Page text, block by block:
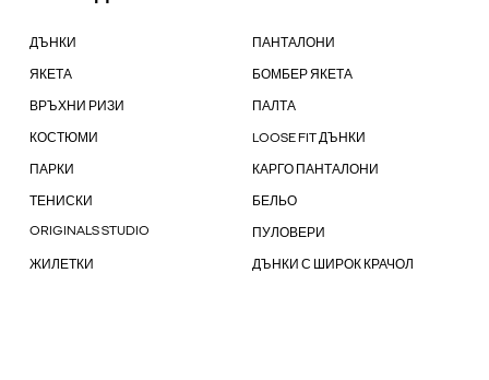
ДЪНКИ ПАНТАЛОНИ
ЯКЕТА БОМБЕР ЯКЕТА
ВРЪХНИ РИЗИ ПАЛТА
КОСТЮМИ LOOSE FIT ДЪНКИ
ПАРКИ КАРГО ПАНТАЛОНИ
ТЕНИСКИ БЕЛЬО
ORIGINALS STUDIO ПУЛОВЕРИ
ЖИЛЕТКИ ДЪНКИ С ШИРОК КРАЧОЛ